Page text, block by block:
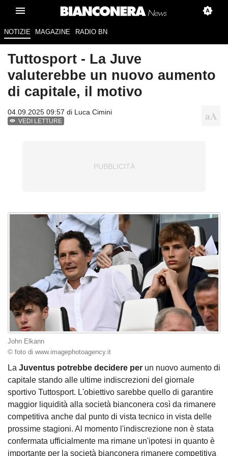
NOTIZIE MAGAZINE RADIO BN
Tuttosport - La Juve
valuterebbe un nuovo aumento
di capitale, il motivo
04.09.2025 09:57 di Luca Cimini
VEDI LETTURE
John Elkann
© foto di www.imagephotoagency.it
La Juventus potrebbe decidere per un nuovo aumento di
capitale stando alle ultime indiscrezioni del giornale
sportivo Tuttosport. L'obiettivo sarebbe quello di garantire
maggior liquidità alla società bianconera così da rimanere
competitiva anche dal punto di vista tecnico in vista delle
prossime stagioni. Al momento l'indiscrezione non è stata
confermata ufficialmente ma rimane un'ipotesi in quanto è
importante per la società bianconera rimanere competitiva